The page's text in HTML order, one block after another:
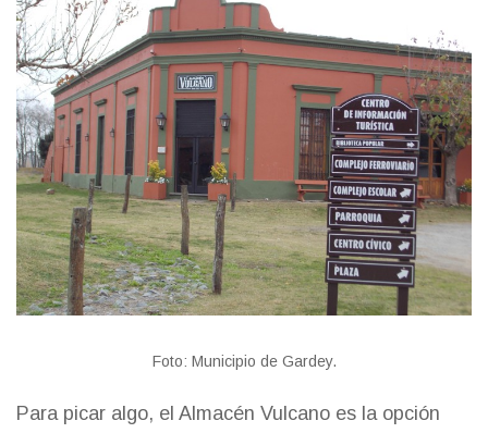
Foto: Municipio de Gardey.
Para picar algo, el Almacén Vulcano es la opción